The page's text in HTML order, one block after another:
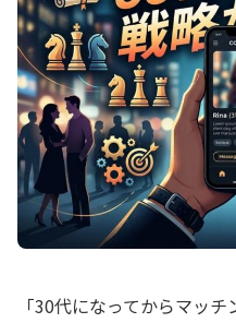
「30代になってからマッ